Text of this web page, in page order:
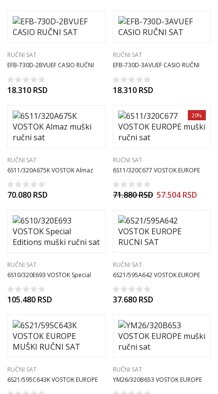
RUČNI SAT
EFB-730D-2BVUEF CASIO RUČNI
18.310 RSD
RUČNI SAT
EFB-730D-3AVUEF CASIO RUČNI
18.310 RSD
RUČNI SAT
6S11/320A675K VOSTOK Almaz
muški ručni sat
70.080 RSD
20%
RUČNI SAT
6S11/320C677 VOSTOK EUROPE
muški ručni sat
71.880RSD 57.504RSD
RUČNI SAT
6S10/320E693 VOSTOK Special
Editions muški ručni sat
105.480 RSD
RUČNI SAT
6S21/595A642 VOSTOK EUROPE
RUCNI SAT
37.680 RSD
RUČNI SAT
6S21/595C643K VOSTOK EUROPE
MUŠKI RUČNI SAT
RUČNI SAT
YM26/320B653 VOSTOK EUROPE
muški ručni sat